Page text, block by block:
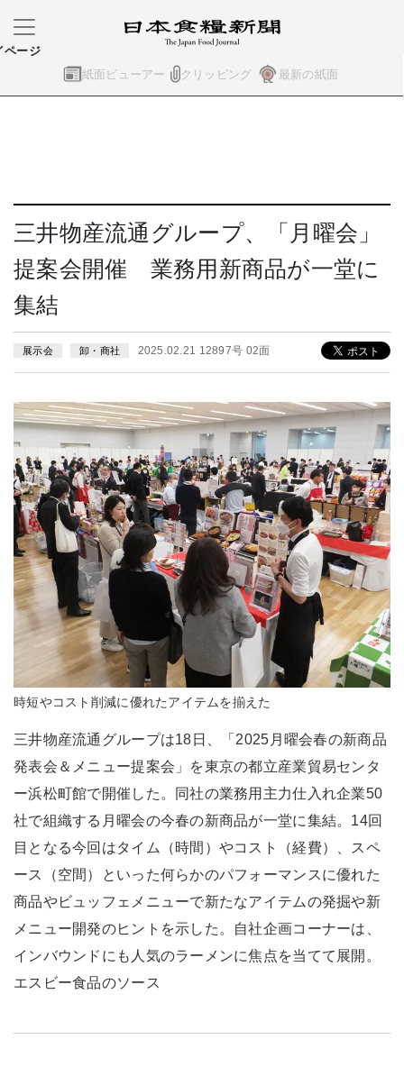
紙面ビューアー クリッピング 最新の紙面
ページ
三井物産流通グループ、「月曜会」
提案会開催 業務用新商品が一堂に
集結
展示会 卸・商社 2025.02.21 12897号 02面
時短やコスト削減に優れたアイテムを揃えた
三井物産流通グループは18日、「2025月曜会春の新商品
発表会＆メニュー提案会」を東京の都立産業貿易センタ
ー浜松町館で開催した。同社の業務用主力仕入れ企業50
社で組織する月曜会の今春の新商品が一堂に集結。14回
目となる今回はタイム（時間）やコスト（経費）、スペ
ース（空間）といった何らかのパフォーマンスに優れた
商品やビュッフェメニューで新たなアイテムの発掘や新
メニュー開発のヒントを示した。自社企画コーナーは、
インバウンドにも人気のラーメンに焦点を当てて展開。
エスビー食品のソース